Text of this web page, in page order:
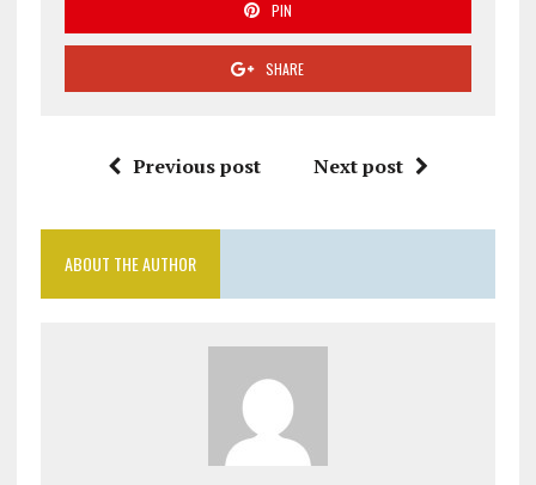
PIN
SHARE
Previous post Next post
ABOUT THE AUTHOR